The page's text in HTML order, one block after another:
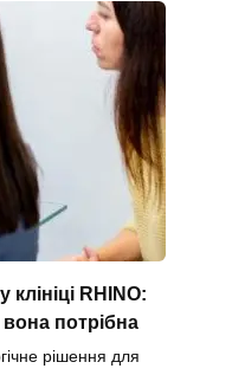
RHINO:
потрібна
рішення для